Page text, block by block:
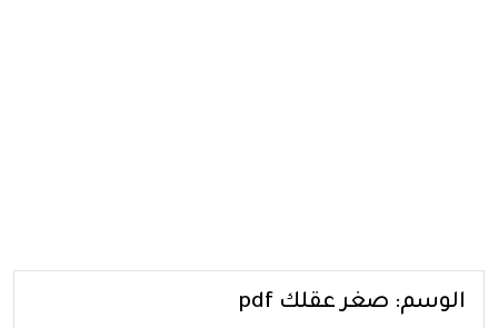
الوسم: صغر عقلك pdf